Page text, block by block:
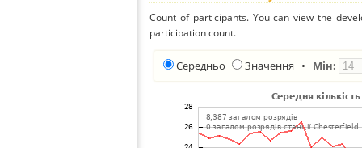
Count of participants. You can view the
participation count.
Середньо Значення • Мін: